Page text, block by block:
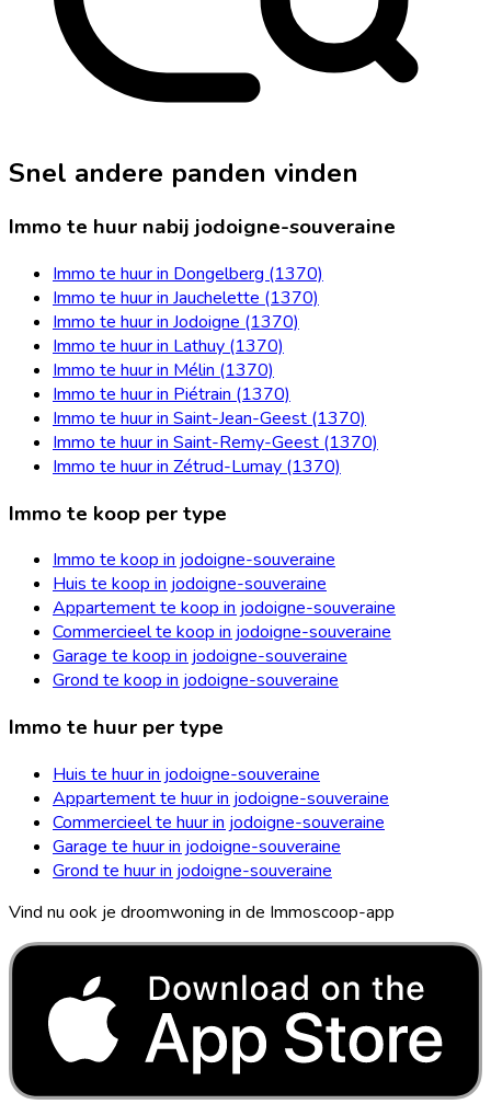
Snel andere panden vinden
Immo te huur nabij jodoigne-souveraine
Immo te huur in Dongelberg (1370)
Immo te huur in Jauchelette (1370)
Immo te huur in Jodoigne (1370)
Immo te huur in Lathuy (1370)
Immo te huur in Mélin (1370)
Immo te huur in Piétrain (1370)
Immo te huur in Saint-Jean-Geest (1370)
Immo te huur in Saint-Remy-Geest (1370)
Immo te huur in Zétrud-Lumay (1370)
Immo te koop per type
Immo te koop in jodoigne-souveraine
Huis te koop in jodoigne-souveraine
Appartement te koop in jodoigne-souveraine
Commercieel te koop in jodoigne-souveraine
Garage te koop in jodoigne-souveraine
Grond te koop in jodoigne-souveraine
Immo te huur per type
Huis te huur in jodoigne-souveraine
Appartement te huur in jodoigne-souveraine
Commercieel te huur in jodoigne-souveraine
Garage te huur in jodoigne-souveraine
Grond te huur in jodoigne-souveraine
Vind nu ook je droomwoning in de Immoscoop-app